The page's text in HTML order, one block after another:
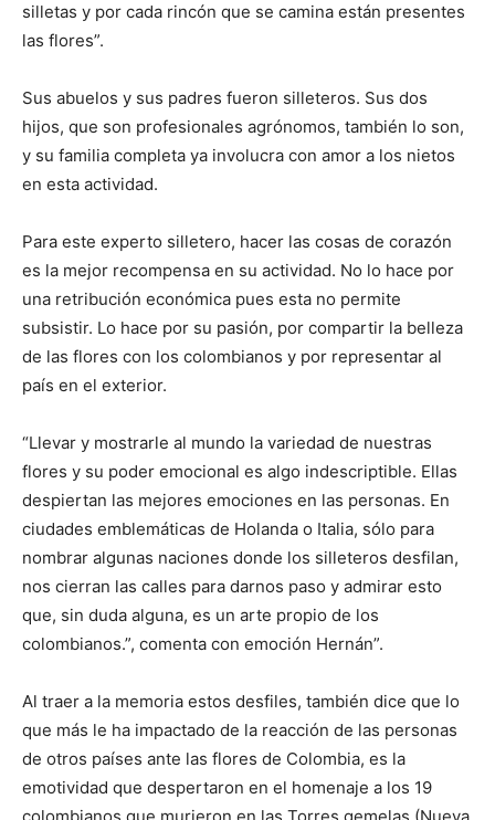
silletas y por cada rincón que se camina están presentes
las flores”.
Sus abuelos y sus padres fueron silleteros. Sus dos
hijos, que son profesionales agrónomos, también lo son,
y su familia completa ya involucra con amor a los nietos
en esta actividad.
Para este experto silletero, hacer las cosas de corazón
es la mejor recompensa en su actividad. No lo hace por
una retribución económica pues esta no permite
subsistir. Lo hace por su pasión, por compartir la belleza
de las flores con los colombianos y por representar al
país en el exterior.
“Llevar y mostrarle al mundo la variedad de nuestras
flores y su poder emocional es algo indescriptible. Ellas
despiertan las mejores emociones en las personas. En
ciudades emblemáticas de Holanda o Italia, sólo para
nombrar algunas naciones donde los silleteros desfilan,
nos cierran las calles para darnos paso y admirar esto
que, sin duda alguna, es un arte propio de los
colombianos.”, comenta con emoción Hernán”.
Al traer a la memoria estos desfiles, también dice que lo
que más le ha impactado de la reacción de las personas
de otros países ante las flores de Colombia, es la
emotividad que despertaron en el homenaje a los 19